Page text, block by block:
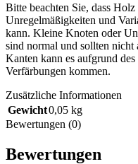
Bitte beachten Sie, dass
Unregelmäßigkeiten und
kann. Kleine Knoten oder
sind normal und sollten nicht
Kanten kann es aufgrund
Verfärbungen kommen.
Zusätzliche Informationen
Gewicht0,05 kg
Bewertungen (0)
Bewertungen